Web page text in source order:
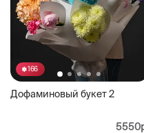
166
Дофаминовый букет 2